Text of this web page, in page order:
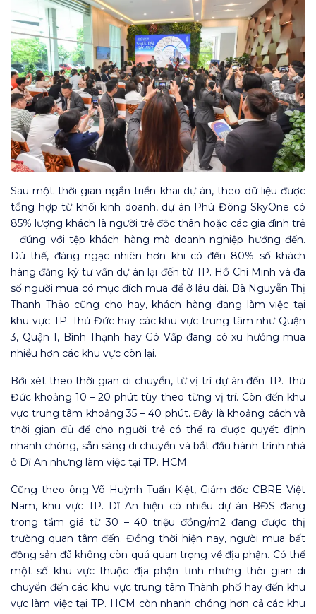
Sau một thời gian ngắn triển khai dự án, theo dữ liệu được
tổng hợp từ khối kinh doanh, dự án Phú Đông SkyOne có
85% lượng khách là người trẻ độc thân hoặc các gia đình trẻ
– đúng với tệp khách hàng mà doanh nghiệp hướng đến.
Dù thế, đáng ngạc nhiên hơn khi có đến 80% số khách
hàng đăng ký tư vấn dự án lại đến từ TP. Hồ Chí Minh và đa
số người mua có mục đích mua để ở lâu dài. Bà Nguyễn Thị
Thanh Thảo cũng cho hay, khách hàng đang làm việc tại
khu vực TP. Thủ Đức hay các khu vực trung tâm như Quận
3, Quận 1, Bình Thạnh hay Gò Vấp đang có xu hướng mua
nhiều hơn các khu vực còn lại.
Bởi xét theo thời gian di chuyển, từ vị trí dự án đến TP. Thủ
Đức khoảng 10 – 20 phút tùy theo từng vị trí. Còn đến khu
vực trung tâm khoảng 35 – 40 phút. Đây là khoảng cách và
thời gian đủ để cho người trẻ có thể ra được quyết định
nhanh chóng, sẵn sàng di chuyển và bắt đầu hành trình nhà
ở Dĩ An nhưng làm việc tại TP. HCM.
Cũng theo ông Võ Huỳnh Tuấn Kiệt, Giám đốc CBRE Việt
Nam, khu vực TP. Dĩ An hiện có nhiều dự án BĐS đang
trong tầm giá từ 30 – 40 triệu đồng/m2 đang được thị
trường quan tâm đến. Đồng thời hiện nay, người mua bất
động sản đã không còn quá quan trọng về địa phận. Có thể
một số khu vực thuộc địa phận tỉnh nhưng thời gian di
chuyển đến các khu vực trung tâm Thành phố hay đến khu
vực làm việc tại TP. HCM còn nhanh chóng hơn cả các khu